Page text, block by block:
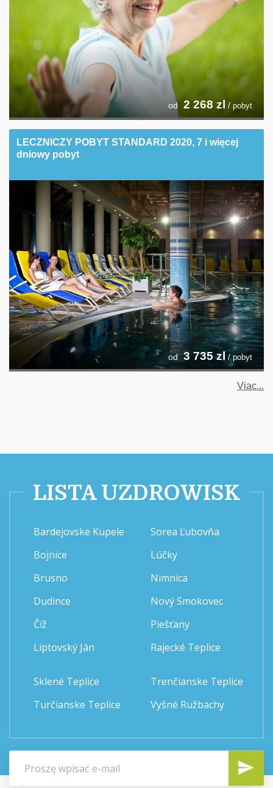
od 2 268 zl / pobyt
LECZNICZY POBYT STANDARD 2020, 7 i więcej
dniowy pobyt
od 3 735zl / pobyt
Viac...
LISTA UZDROWISK
Bardejovske Kupele
Bojnice
Brusno
Dudince
Číž
Liptovský Ján
Sorea Ľubovňa
Lúčky
Nimnica
Nový Smokovec
Piešťany
Rajecké Teplice
Sklené Teplice
Turčianske Teplice
Trenčianske Teplice
Vyšné Ružbachy